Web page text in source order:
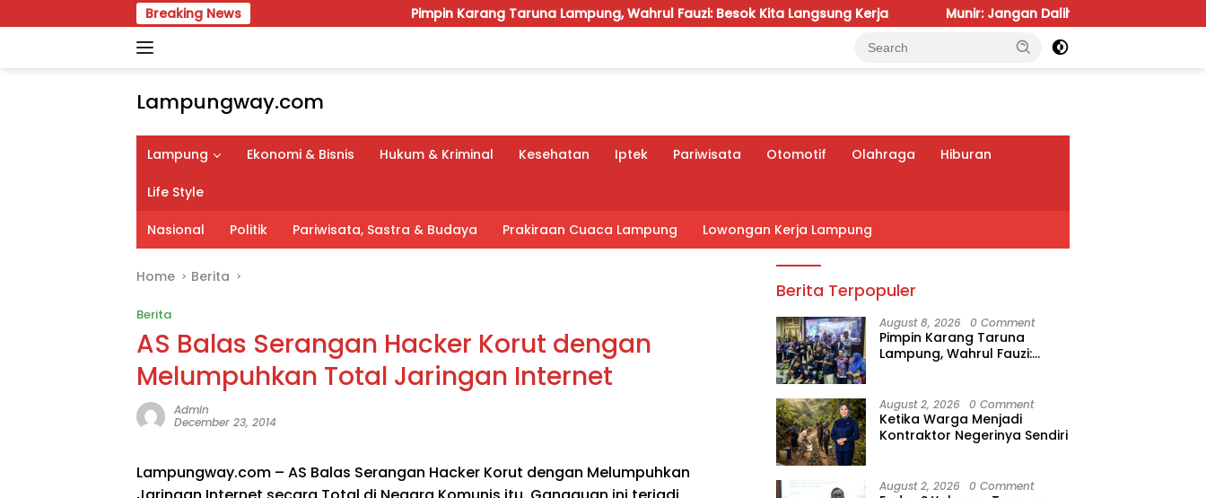
to
Breaking News Pimpin Karang Taruna Lampung, Wahrul Fauzi: Besok Kita Langsung Kerja Munir: Jangan Dalih Anggaran, Water Meter Harus
Lampungway.com
Berita
Daerah
Lampung
Terpercaya
dan
Terupdate
Lampung Ekonomi & Bisnis Hukum & Kriminal Kesehatan Iptek Pariwisata Otomotif Olahraga Hiburan
Life Style
Nasional Politik Pariwisata, Sastra & Budaya Prakiraan Cuaca Lampung Lowongan Kerja Lampung
Home Berita
Berita
AS Balas Serangan Hacker Korut dengan
Melumpuhkan Total Jaringan Internet
Admin
December 23, 2014
Lampungway.com – AS Balas Serangan Hacker Korut dengan Melumpuhkan
Berita Terpopuler
August 8, 2026 0 Comment
Pimpin Karang Taruna
Lampung, Wahrul Fauzi:
August 2, 2026 0 Comment
Ketika Warga Menjadi
Kontraktor Negerinya Sendiri
August 2, 2026 0 Comment